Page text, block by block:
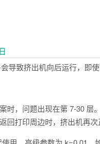
导致挤出机向后运行，即使
时，问题出现在第 7-30
回打印周边时，挤出机再次